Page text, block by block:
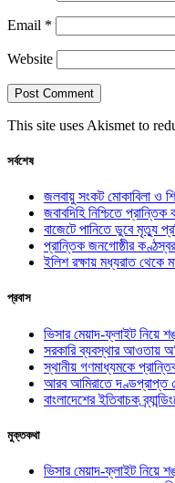
Email *
Website
This site uses Akismet to
সর্বশেষ
জলবায়ু সংকট মোকাবিলা ও
জবাবদিহি নিশ্চিতে
বাজেটে পানিতে ডুবে মৃত্যু
প্রান্তিক জনগোষ্ঠীর
ইলিশ রক্ষায় মধ্যরাত থেকে
প্রবাস
ভিসার মেয়াদ-ফ্লাইট নিয়ে
সরকারি ব্যবস্থার আওতায়
স্থানীয় গণমাধ্যমকে
আরব আমিরাতে দণ্ডপ্রাপ্ত
বাংলাদেশের ইতিবাচক
মুক্তকথা
ভিসার মেয়াদ-ফ্লাইট নিয়ে